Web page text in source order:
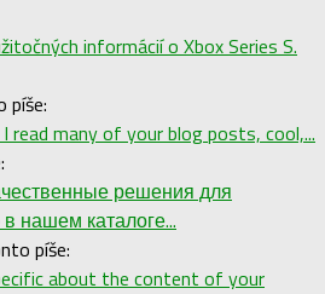
informácií o Xbox Series S.
píše:
read many of your blog posts, cool,...
решения для
нашем каталоге...
píše:
about the content of your